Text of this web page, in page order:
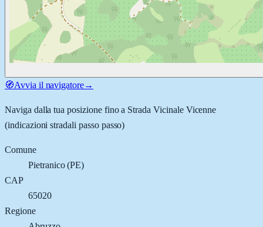
🧭Avvia il navigatore→
Naviga dalla tua posizione fino a Strada Vicinale Vicenne
(indicazioni stradali passo passo)
Comune
Pietranico(PE)
CAP
65020
Regione